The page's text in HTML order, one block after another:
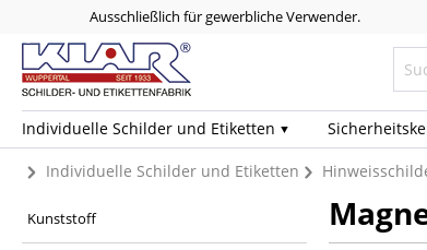
Ausschließlich für gewerbliche Verwender.
Individuelle Schilder und Etiketten
Individuelle Schilder und Etiketten
Kunststoff